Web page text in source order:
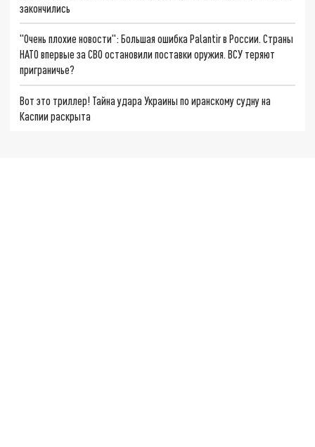
закончились
"Очень плохие новости": Большая ошибка Palantir в России. Страны
НАТО впервые за СВО остановили поставки оружия. ВСУ теряют
приграничье?
Вот это триллер! Тайна удара Украины по иранскому судну на
Каспии раскрыта